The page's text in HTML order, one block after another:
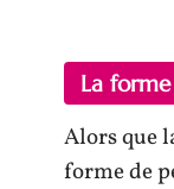
La forme
Alors que
forme de